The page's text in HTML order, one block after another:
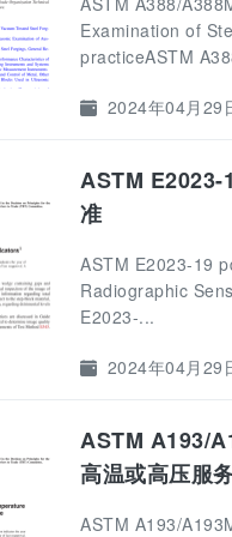
Examination of
practiceASTM
2024年04月29
ASTM
准
ASTM E2023-19
Radiographic
E2023-...
2024年04月29
ASTM A193/
高温或高压服
ASTM A193/